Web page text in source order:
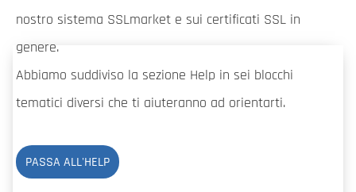
nostro sistema SSLmarket e sui certificati SSL in
genere.
Abbiamo suddiviso la sezione Help in sei blocchi
tematici diversi che ti aiuteranno ad orientarti.
PASSA ALL'HELP